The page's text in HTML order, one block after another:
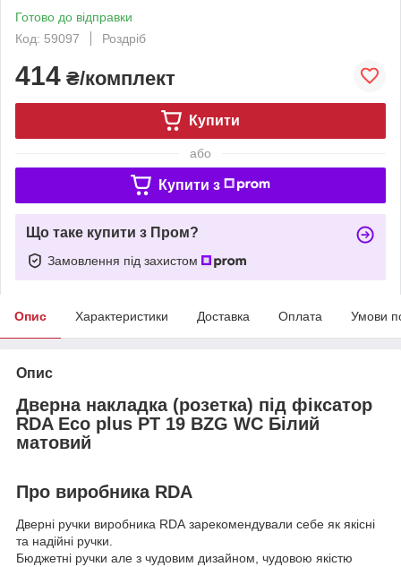
Готово до відправки
Код: 59097
Роздріб
414 ₴/комплект
Купити
або
Купити з
Що таке купити з Пром?
Замовлення під захистом
Опис Характеристики Доставка Оплата Умови
Опис
Дверна накладка (розетка) під фіксатор
RDA Eco plus PT 19 BZG WC Білий
матовий
Про виробника RDA
Дверні ручки виробника RDA зарекомендували себе як якісні
та надійні ручки.
Бюджетні ручки але з чудовим дизайном, чудовою якістю